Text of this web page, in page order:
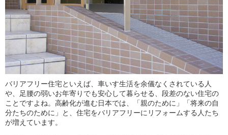
バリアフリー住宅といえば、車いす生活を余儀なくされている人
や、足腰の弱いお年寄りでも安心して暮らせる、段差のない住宅の
ことですよね。高齢化が進む日本では、「親のために」「将来の自
分たちのために」と、住宅をバリアフリーにリフォームする人たち
が増えています。